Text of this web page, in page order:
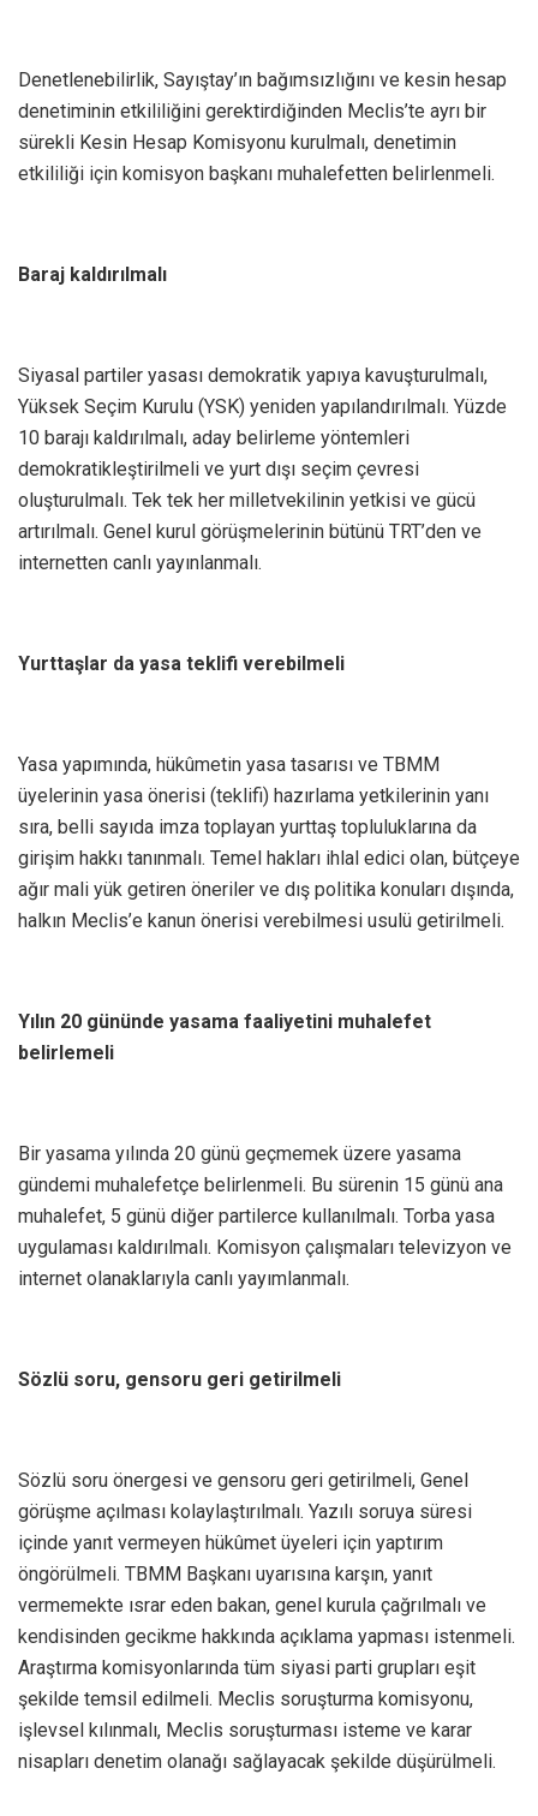
Denetlenebilirlik, Sayıştay’ın bağımsızlığını ve kesin hesap
denetiminin etkililiğini gerektirdiğinden Meclis’te ayrı bir
sürekli Kesin Hesap Komisyonu kurulmalı, denetimin
etkililiği için komisyon başkanı muhalefetten belirlenmeli.
Baraj kaldırılmalı
Siyasal partiler yasası demokratik yapıya kavuşturulmalı,
Yüksek Seçim Kurulu (YSK) yeniden yapılandırılmalı. Yüzde
10 barajı kaldırılmalı, aday belirleme yöntemleri
demokratikleştirilmeli ve yurt dışı seçim çevresi
oluşturulmalı. Tek tek her milletvekilinin yetkisi ve gücü
artırılmalı. Genel kurul görüşmelerinin bütünü TRT’den ve
internetten canlı yayınlanmalı.
Yurttaşlar da yasa teklifi verebilmeli
Yasa yapımında, hükûmetin yasa tasarısı ve TBMM
üyelerinin yasa önerisi (teklifi) hazırlama yetkilerinin yanı
sıra, belli sayıda imza toplayan yurttaş topluluklarına da
girişim hakkı tanınmalı. Temel hakları ihlal edici olan, bütçeye
ağır mali yük getiren öneriler ve dış politika konuları dışında,
halkın Meclis’e kanun önerisi verebilmesi usulü getirilmeli.
Yılın 20 gününde yasama faaliyetini muhalefet
belirlemeli
Bir yasama yılında 20 günü geçmemek üzere yasama
gündemi muhalefetçe belirlenmeli. Bu sürenin 15 günü ana
muhalefet, 5 günü diğer partilerce kullanılmalı. Torba yasa
uygulaması kaldırılmalı. Komisyon çalışmaları televizyon ve
internet olanaklarıyla canlı yayımlanmalı.
Sözlü soru, gensoru geri getirilmeli
Sözlü soru önergesi ve gensoru geri getirilmeli, Genel
görüşme açılması kolaylaştırılmalı. Yazılı soruya süresi
içinde yanıt vermeyen hükûmet üyeleri için yaptırım
öngörülmeli. TBMM Başkanı uyarısına karşın, yanıt
vermemekte ısrar eden bakan, genel kurula çağrılmalı ve
kendisinden gecikme hakkında açıklama yapması istenmeli.
Araştırma komisyonlarında tüm siyasi parti grupları eşit
şekilde temsil edilmeli. Meclis soruşturma komisyonu,
işlevsel kılınmalı, Meclis soruşturması isteme ve karar
nisapları denetim olanağı sağlayacak şekilde düşürülmeli.